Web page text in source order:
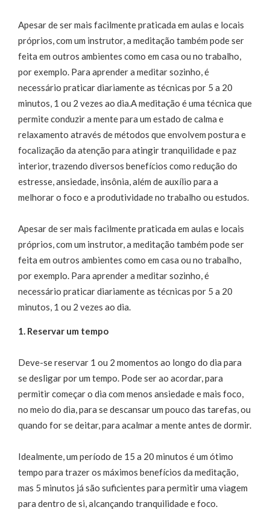
Apesar de ser mais facilmente praticada em aulas e locais
próprios, com um instrutor, a meditação também pode ser
feita em outros ambientes como em casa ou no trabalho,
por exemplo. Para aprender a meditar sozinho, é
necessário praticar diariamente as técnicas por 5 a 20
minutos, 1 ou 2 vezes ao dia.A meditação é uma técnica que
permite conduzir a mente para um estado de calma e
relaxamento através de métodos que envolvem postura e
focalização da atenção para atingir tranquilidade e paz
interior, trazendo diversos benefícios como redução do
estresse, ansiedade, insônia, além de auxílio para a
melhorar o foco e a produtividade no trabalho ou estudos.
Apesar de ser mais facilmente praticada em aulas e locais
próprios, com um instrutor, a meditação também pode ser
feita em outros ambientes como em casa ou no trabalho,
por exemplo. Para aprender a meditar sozinho, é
necessário praticar diariamente as técnicas por 5 a 20
minutos, 1 ou 2 vezes ao dia.
1. Reservar um tempo
Deve-se reservar 1 ou 2 momentos ao longo do dia para
se desligar por um tempo. Pode ser ao acordar, para
permitir começar o dia com menos ansiedade e mais foco,
no meio do dia, para se descansar um pouco das tarefas, ou
quando for se deitar, para acalmar a mente antes de dormir.
Idealmente, um período de 15 a 20 minutos é um ótimo
tempo para trazer os máximos benefícios da meditação,
mas 5 minutos já são suficientes para permitir uma viagem
para dentro de si, alcançando tranquilidade e foco.